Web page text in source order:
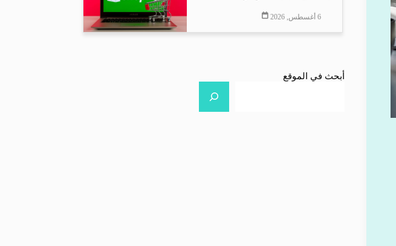
6 أغسطس, 2026
أبحث في الموقع